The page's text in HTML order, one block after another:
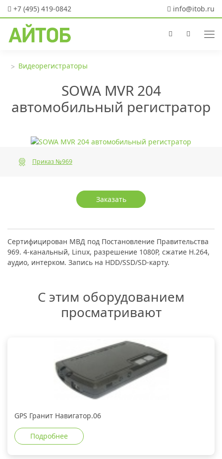
+7 (495) 419-0842 info@itob.ru
Видеорегистраторы
SOWA MVR 204
автомобильный регистратор
Приказ №969
Заказать
Сертифицирован МВД под Постановление Правительства
969. 4-канальный, Linux, разрешение 1080P, сжатие H.264,
аудио, интерком. Запись на HDD/SSD/SD-карту.
С этим оборудованием
просматривают
GPS Гранит Навигатор.06
Подробнее